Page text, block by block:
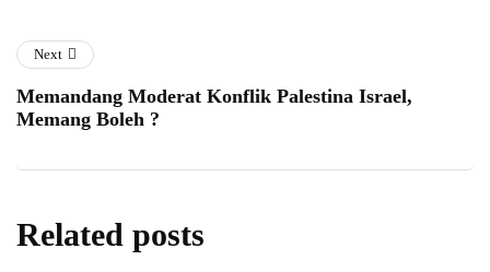
Next
Memandang Moderat Konflik Palestina Israel,
Memang Boleh ?
Related posts